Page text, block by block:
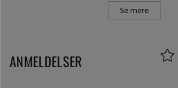
Se mere
ANMELDELSER